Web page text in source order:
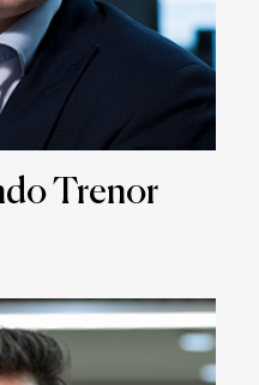
Trenor